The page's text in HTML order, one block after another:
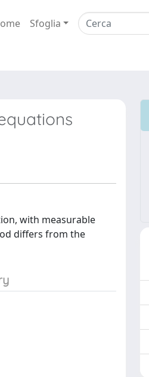
Sfoglia
with measurable
differs from the